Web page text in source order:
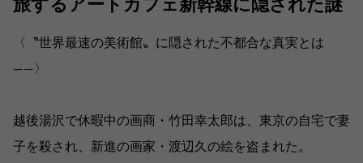
旅するアートカフェ新幹線に隠された謎
〈〝世界最速の美術館〟に隠された不都合な真実とは
――〉
越後湯沢で休暇中の画商・竹田幸太郎は、東京の自宅で妻
子を殺され、新進の画家・渡辺久の絵を盗まれた。